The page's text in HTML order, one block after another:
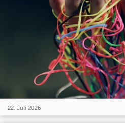
22. Juli 2026